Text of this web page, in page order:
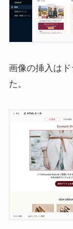
画像の挿入は
た。